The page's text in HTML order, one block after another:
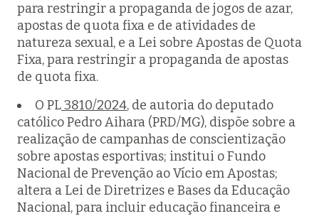
para restringir a propaganda de jogos de azar,
apostas de quota fixa e de atividades de
natureza sexual, e a Lei sobre Apostas de Quota
Fixa, para restringir a propaganda de apostas
de quota fixa.
O PL3810/2024, de autoria do deputado
católico Pedro Aihara (PRD/MG), dispõe sobre a
realização de campanhas de conscientização
sobre apostas esportivas; institui o Fundo
Nacional de Prevenção ao Vício em Apostas;
altera a Lei de Diretrizes e Bases da Educação
Nacional, para incluir educação financeira e